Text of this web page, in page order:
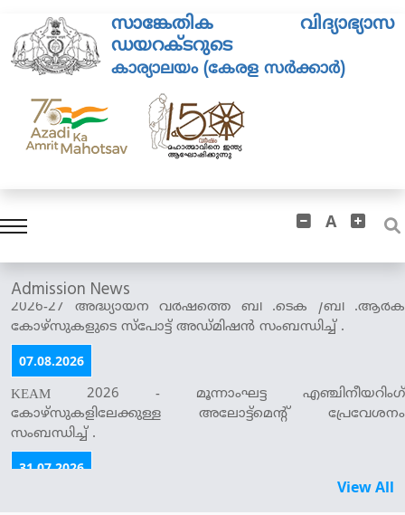
സാങ്കേതിക വിദ്യാഭ്യാസ
ഡയറക്ടറുടെ
കാര്യാലയം (കേരള സർക്കാർ)
A
Admission News
2026-27 അദ്ധ്യായന വർഷത്തെ ബി .ടെക് /ബി .ആർക്
കോഴ്സുകളുടെ സ്പോട്ട് അഡ്മിഷൻ സംബന്ധിച്ച് .
07.08.2026
KEAM 2026 - മൂന്നാംഘട്ട എഞ്ചിനീയറിംഗ്
കോഴ്സുകളിലേക്കുള്ള അലോട്ട്മെന്റ് പ്രേവേശനം
സംബന്ധിച്ച് .
31.07.2026
എം.ടെക് പ്രവേശനം - 2026-27- ഒഴിവുള്ള സീറ്റുകളിലേക്ക്
View All